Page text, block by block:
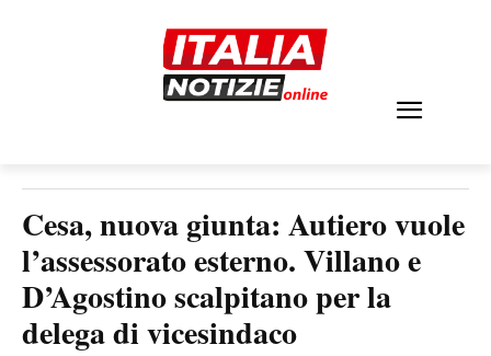
Cesa, nuova giunta: Autiero vuole
l’assessorato esterno. Villano e
D’Agostino scalpitano per la
delega di vicesindaco